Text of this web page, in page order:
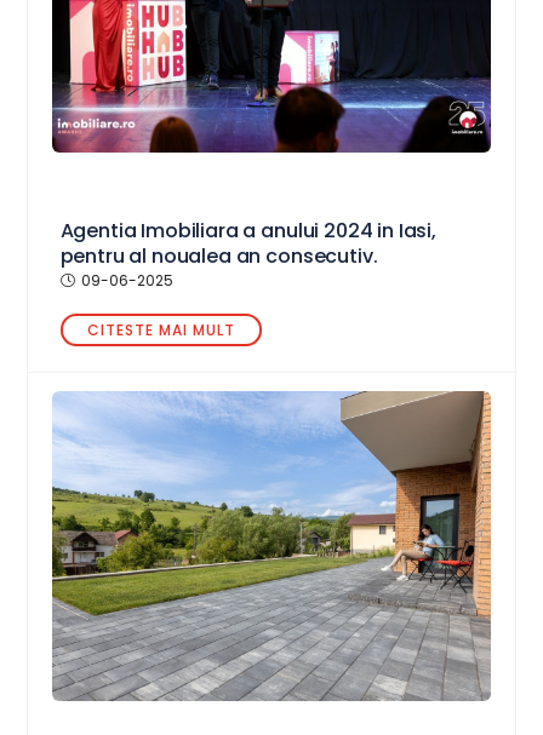
Agentia Imobiliara a anului 2024 in Iasi,
pentru al noualea an consecutiv.
09-06-2025
CITESTE MAI MULT